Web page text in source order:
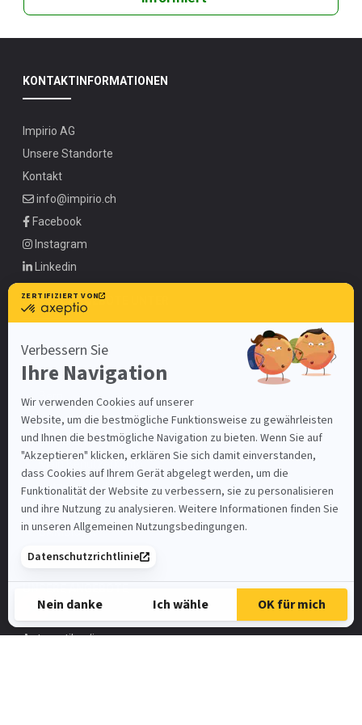
KONTAKTINFORMATIONEN
Impirio AG
Unsere Standorte
Kontakt
info@impirio.ch
Facebook
Instagram
Linkedin
UNSERE ANGEBOTE UNTER
Zürich
Basel-Stadt
Luzern
St. Gallen
Mein Benutzerkonto
Nutzungsbedingungen
SAMSIC-EMPLOI.CH
SAMSIC.FR
Spontanbewerbung
Automatiker/in